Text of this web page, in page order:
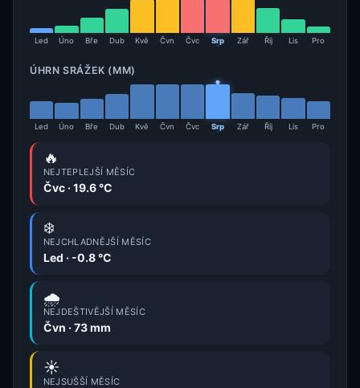
Led Úno Bře Dub Kvě Čvn Čvc Srp Zář Říj Lis Pro
ÚHRN SRÁŽEK (MM)
Led Úno Bře Dub Kvě Čvn Čvc Srp Zář Říj Lis Pro
🔥
NEJTEPLEJŠÍ MĚSÍC
Čvc · 19.6 °C
❄️
NEJCHLADNĚJŠÍ MĚSÍC
Led · -0.8 °C
🌧️
NEJDEŠTIVĚJŠÍ MĚSÍC
Čvn · 73 mm
☀️
NEJSUŠŠÍ MĚSÍC